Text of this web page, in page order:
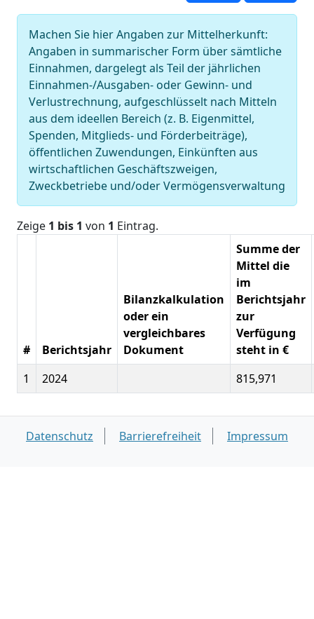
Machen Sie hier Angaben zur Mittelherkunft:
Angaben in summarischer Form über sämtliche
Einnahmen, dargelegt als Teil der jährlichen
Einnahmen-/Ausgaben- oder Gewinn- und
Verlustrechnung, aufgeschlüsselt nach Mitteln
aus dem ideellen Bereich (z. B. Eigenmittel,
Spenden, Mitglieds- und Förderbeiträge),
öffentlichen Zuwendungen, Einkünften aus
wirtschaftlichen Geschäftszweigen,
Zweckbetriebe und/oder Vermögensverwaltung
Zeige 1 bis 1 von 1 Eintrag.
# Berichtsjahr
Bilanzkalkulation
oder ein
vergleichbares
Dokument
Summe der
Mittel die
im
Berichtsjahr
zur
Verfügung
steht in €
1
2024 815,971
Datenschutz Barrierefreiheit Impressum